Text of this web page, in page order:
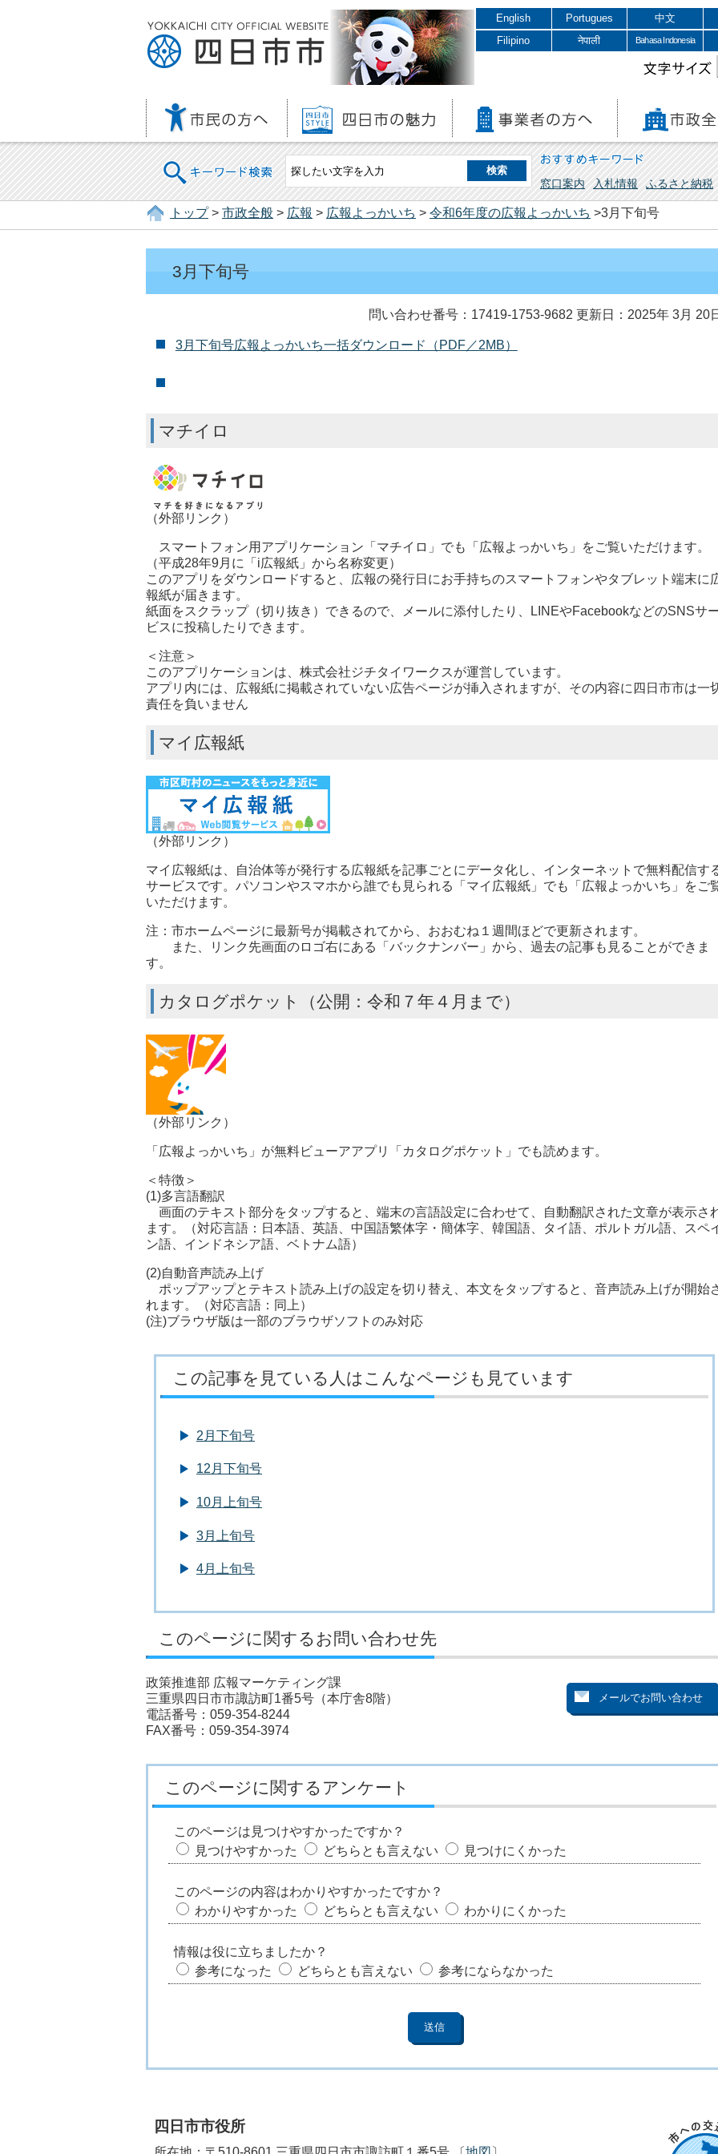
English Portugues 中文
Filipino
नेपाली Bahasa Indonesia
文字サイズ
キーワード検索 おすすめキーワード
窓口案内 入札情報 ふるさと納税
トップ> 市政全般 > 広報 > 広報よっかいち > 令和6年度の広報よっかいち >3月下旬号
3月下旬号
問い合わせ番号：17419-1753-9682 更新日：2025年 3月 20
3月下旬号広報よっかいち一括ダウンロード（PDF／2MB）
マチイロ
（外部リンク）
スマートフォン用アプリケーション「マチイロ」でも「広報よっかいち」をご覧いただけます。
（平成28年9月に「i広報紙」から名称変更）
このアプリをダウンロードすると、広報の発行日にお手持ちのスマートフォンやタブレット端末に
報紙が届きます。
紙面をスクラップ（切り抜き）できるので、メールに添付したり、LINEやFacebookなどのSNSサ
ビスに投稿したりできます。
＜注意＞
このアプリケーションは、株式会社ジチタイワークスが運営しています。
アプリ内には、広報紙に掲載されていない広告ページが挿入されますが、その内容に四日市市は一
責任を負いません
マイ広報紙
（外部リンク）
マイ広報紙は、自治体等が発行する広報紙を記事ごとにデータ化し、インターネットで無料配信す
サービスです。パソコンやスマホから誰でも見られる「マイ広報紙」でも「広報よっかいち」をご
いただけます。
注：市ホームページに最新号が掲載されてから、おおむね１週間ほどで更新されます。
また、リンク先画面のロゴ右にある「バックナンバー」から、過去の記事も見ることができま
す。
カタログポケット（公開：令和７年４月まで）
（外部リンク）
「広報よっかいち」が無料ビューアアプリ「カタログポケット」でも読めます。
＜特徴＞
(1)多言語翻訳
画面のテキスト部分をタップすると、端末の言語設定に合わせて、自動翻訳された文章が表示さ
ます。（対応言語：日本語、英語、中国語繁体字・簡体字、韓国語、タイ語、ポルトガル語、スペ
ン語、インドネシア語、ベトナム語）
(2)自動音声読み上げ
ポップアップとテキスト読み上げの設定を切り替え、本文をタップすると、音声読み上げが開始
れます。（対応言語：同上）
(注)ブラウザ版は一部のブラウザソフトのみ対応
この記事を見ている人はこんなページも見ています
2月下旬号
12月下旬号
10月上旬号
3月上旬号
4月上旬号
このページに関するお問い合わせ先
政策推進部 広報マーケティング課
三重県四日市市諏訪町1番5号（本庁舎8階）
電話番号：059-354-8244
FAX番号：059-354-3974
このページに関するアンケート
このページは見つけやすかったですか？
見つけやすかった
どちらとも言えない 見つけにくかった
このページの内容はわかりやすかったですか？
わかりやすかった
どちらとも言えない わかりにくかった
情報は役に立ちましたか？
参考になった
どちらとも言えない 参考にならなかった
四日市市役所